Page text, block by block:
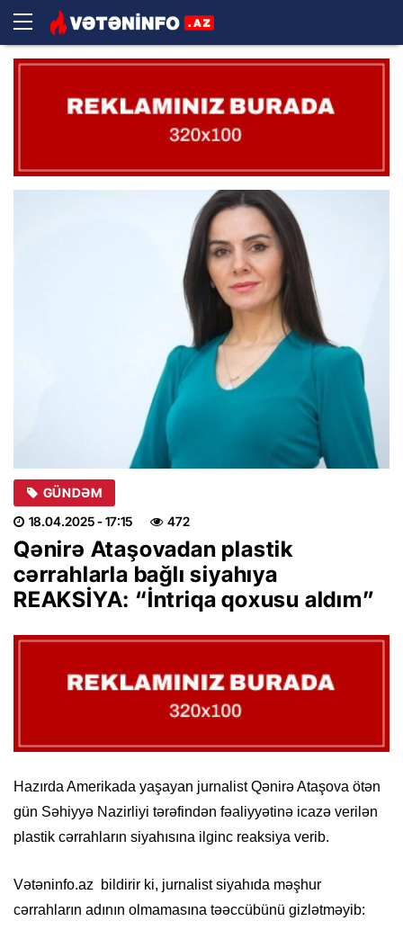
GÜNDƏM
18.04.2025- 17:15 472
Qənirə Ataşovadan plastik
cərrahlarla bağlı siyahıya
REAKSİYA: “İntriqa qoxusu aldım”
Hazırda Amerikada yaşayan jurnalist Qənirə Ataşova ötən
gün Səhiyyə Nazirliyi tərəfindən fəaliyyətinə icazə verilən
plastik cərrahların siyahısına ilginc reaksiya verib.
Vətəninfo.az bildirir ki, jurnalist siyahıda məşhur
cərrahların adının olmamasına təəccübünü gizlətməyib: